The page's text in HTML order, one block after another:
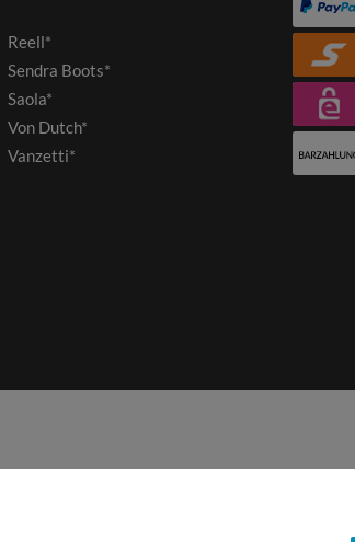
Reell*
Sendra Boots*
Saola*
Von Dutch*
Vanzetti*